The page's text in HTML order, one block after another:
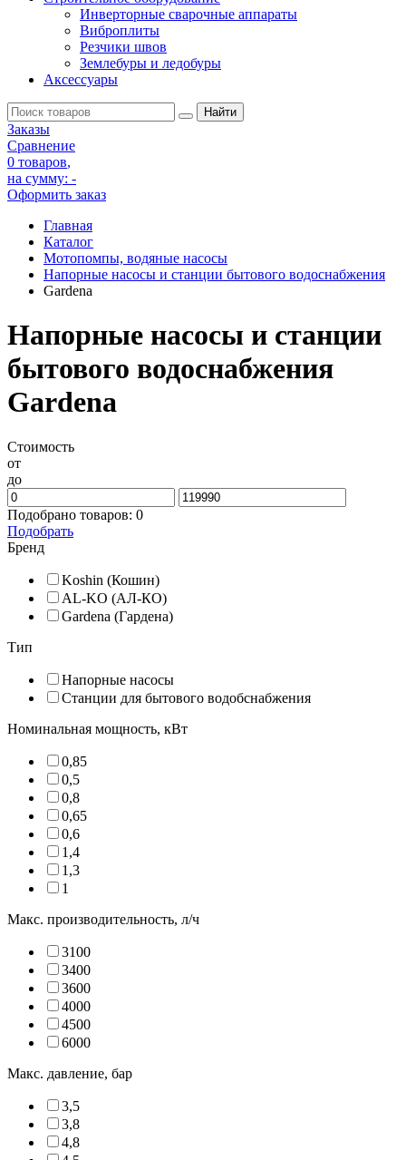
Инверторные сварочные аппараты
Виброплиты
Резчики швов
Землебуры и ледобуры
Аксессуары
Заказы
Сравнение
0 товаров,
на сумму: -
Оформить заказ
Главная
Каталог
Мотопомпы, водяные насосы
Напорные насосы и станции бытового водоснабжения
Gardena
Напорные насосы и станции
бытового водоснабжения
Gardena
Стоимость
от
до
Подобрано товаров: 0
Подобрать
Бренд
Koshin (Кошин)
AL-KO (АЛ-КО)
Gardena (Гардена)
Тип
Напорные насосы
Станции для бытового водобснабжения
Номинальная мощность, кВт
0,85
0,5
0,8
0,65
0,6
1,4
1,3
1
Макс. производительность, л/ч
3100
3400
3600
4000
4500
6000
Макс. давление, бар
3,5
3,8
4,8